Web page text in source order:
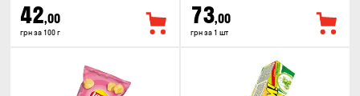
42,00
грн за 100 г
73,00
грн за 1 шт